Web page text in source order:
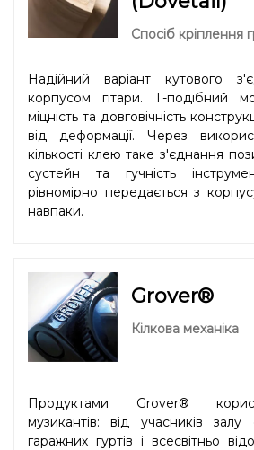
Спосіб кріплення
Надійний варіант кутового
корпусом гітари. Т-подібний
міцність та довговічність
від деформації. Через
кількості клею таке з'єднання
сустейн та гучність
рівномірно передається з
навпаки.
Grover®
Кілкова механіка
Продуктами Grover®
музикантів: від учасників
гаражних гуртів і всесвітньо